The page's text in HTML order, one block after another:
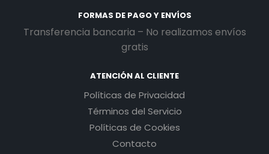
FORMAS DE PAGO Y ENVÍOS
Transferencia bancaria – No realizamos envíos
gratis
ATENCIÓN AL CLIENTE
Políticas de Privacidad
Términos del Servicio
Políticas de Cookies
Contacto